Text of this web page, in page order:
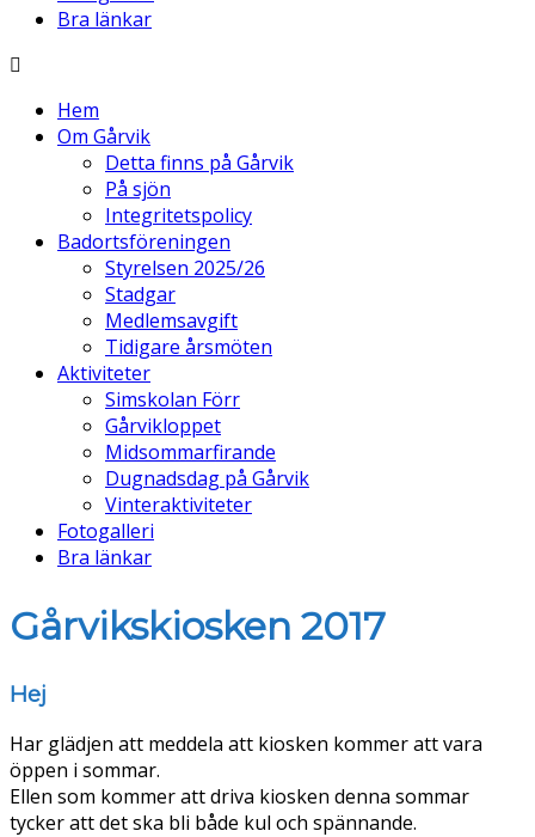
Bra länkar
Hem
Om Gårvik
Detta finns på Gårvik
På sjön
Integritetspolicy
Badortsföreningen
Styrelsen 2025/26
Stadgar
Medlemsavgift
Tidigare årsmöten
Aktiviteter
Simskolan Förr
Gårvikloppet
Midsommarfirande
Dugnadsdag på Gårvik
Vinteraktiviteter
Fotogalleri
Bra länkar
Gårvikskiosken 2017
Hej
Har glädjen att meddela att kiosken kommer att vara
öppen i sommar.
Ellen som kommer att driva kiosken denna sommar
tycker att det ska bli både kul och spännande.